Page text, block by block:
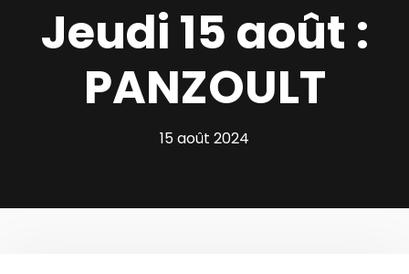
Jeudi 15 août :
PANZOULT
15 août 2024